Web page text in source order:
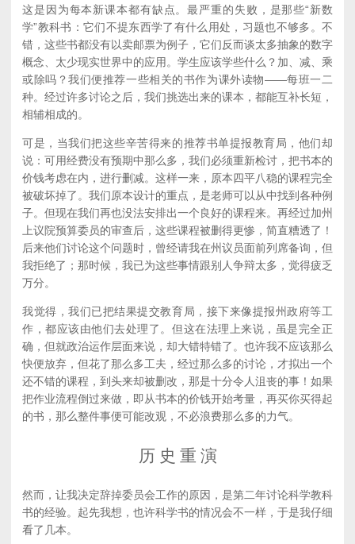
这是因为每本新课本都有缺点。最严重的失败，是那些“新数
学”教科书：它们不提东西学了有什么用处，习题也不够多。不
错，这些书都没有以卖邮票为例子，它们反而谈太多抽象的数字
概念、太少现实世界中的应用。学生应该学些什么？加、减、乘
或除吗？我们便推荐一些相关的书作为课外读物——每班一二
种。经过许多讨论之后，我们挑选出来的课本，都能互补长短，
相辅相成的。
可是，当我们把这些辛苦得来的推荐书单提报教育局，他们却
说：可用经费没有预期中那么多，我们必须重新检讨，把书本的
价钱考虑在内，进行删减。这样一来，原本四平八稳的课程完全
被破坏掉了。我们原本设计的重点，是老师可以从中找到各种例
子。但现在我们再也没法安排出一个良好的课程来。再经过加州
上议院预算委员的审查后，这些课程被删得更惨，简直糟透了！
后来他们讨论这个问题时，曾经请我在州议员面前列席备询，但
我拒绝了；那时候，我已为这些事情跟别人争辩太多，觉得疲乏
万分。
我觉得，我们已把结果提交教育局，接下来像提报州政府等工
作，都应该由他们去处理了。但这在法理上来说，虽是完全正
确，但就政治运作层面来说，却大错特错了。也许我不应该那么
快便放弃，但花了那么多工夫，经过那么多的讨论，才拟出一个
还不错的课程，到头来却被删改，那是十分令人沮丧的事！如果
把作业流程倒过来做，即从书本的价钱开始考量，再买你买得起
的书，那么整件事便可能改观，不必浪费那么多的力气。
历 史 重 演
然而，让我决定辞掉委员会工作的原因，是第二年讨论科学教科
书的经验。起先我想，也许科学书的情况会不一样，于是我仔细
看了几本。